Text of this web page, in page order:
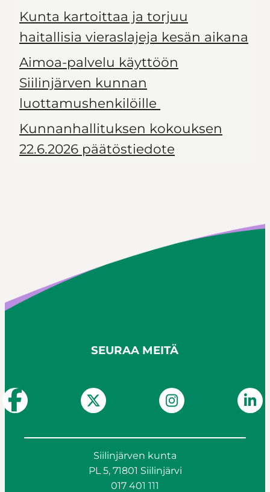
Kunta kartoittaa ja torjuu
haitallisia vieraslajeja kesän aikana
Aimoa-palvelu käyttöön
Siilinjärven kunnan
luottamushenkilöille
Kunnanhallituksen kokouksen
22.6.2026 päätöstiedote
SEURAA MEITÄ
Siilinjärven kunta
PL 5, 71801 Siilinjärvi
017 401 111